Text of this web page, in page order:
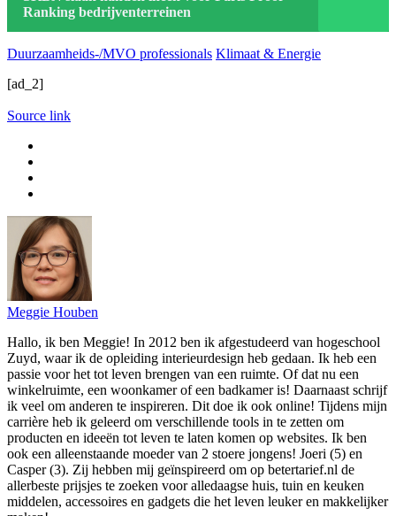
Ranking bedrijventerreinen
Duurzaamheids-/MVO professionals Klimaat & Energie
[ad_2]
Source link
Meggie Houben
Hallo, ik ben Meggie! In 2012 ben ik afgestudeerd van hogeschool
Zuyd, waar ik de opleiding interieurdesign heb gedaan. Ik heb een
passie voor het tot leven brengen van een ruimte. Of dat nu een
winkelruimte, een woonkamer of een badkamer is! Daarnaast schrijf
ik veel om anderen te inspireren. Dit doe ik ook online! Tijdens mijn
carrière heb ik geleerd om verschillende tools in te zetten om
producten en ideeën tot leven te laten komen op websites. Ik ben
ook een alleenstaande moeder van 2 stoere jongens! Joeri (5) en
Casper (3). Zij hebben mij geïnspireerd om op betertarief.nl de
allerbeste prijsjes te zoeken voor alledaagse huis, tuin en keuken
middelen, accessoires en gadgets die het leven leuker en makkelijker